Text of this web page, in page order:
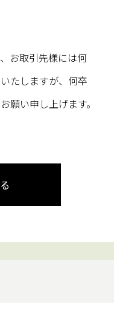
お取引先様には何
たしますが、何卒
願い申し上げます。